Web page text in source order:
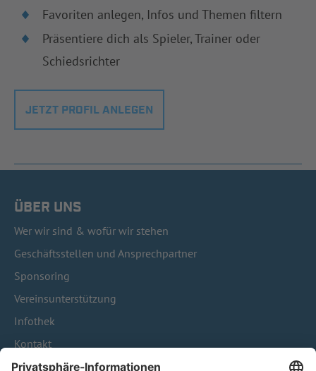
Favoriten anlegen, Infos und Themen filtern
Präsentiere dich als Spieler, Trainer oder
Schiedsrichter
JETZT PROFIL ANLEGEN
ÜBER UNS
Wer wir sind & wofür wir stehen
Geschäftsstellen und Ansprechpartner
Sponsoring
Vereinsunterstützung
Infothek
Kontakt